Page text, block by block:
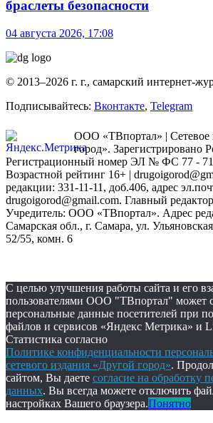
браслеты безопасности
04 августа 2026, 17:08
© 2013–2026 г. г., самарский интернет-
Подписывайтесь: Вконтакте, Telegram
ООО «ТВпортал» | Сетевое
город». Зарегистрировано
Регистрационный номер ЭЛ № ФС 77 -
Возрастной рейтинг 16+ |
редакции: 331-11-11, доб.406, адрес
drugoigorod@gmail.com. Главный
Учредитель: ООО «ТВпортал». Адрес
Самарская обл., г. Самара, ул.
52/55, комн. 6
С целью улучшения работы сайта и его
пользователями ООО "ТВпортал" может
персональные данные посетителей при
файлов и сервисов «Яндекс Метрика» и
Статистика согласно
Политике конфиденциальности
сетевого издания «Другой город».
сайтом, Вы даете согласие на обработку
данных. Вы всегда можете отключить
настройках Вашего браузера.Понятно